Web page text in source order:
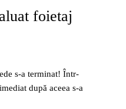
foietaj
s-a terminat! Într-
după aceea s-a